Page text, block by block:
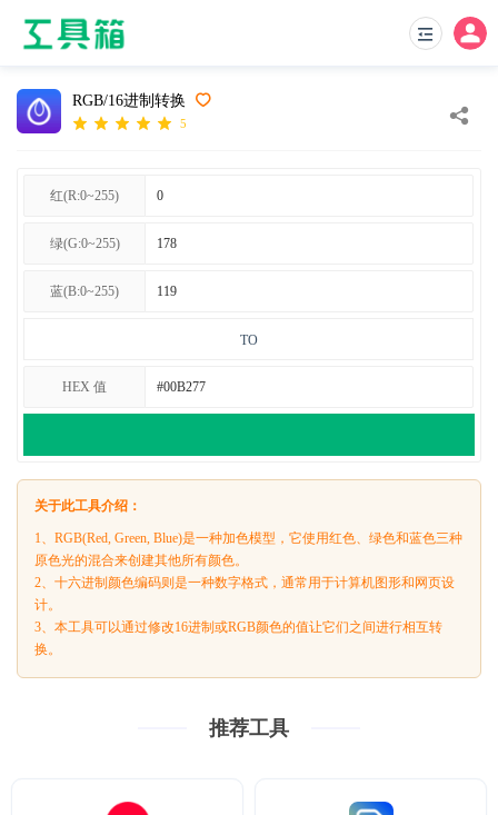
RGB/16进制转换
5
红(R:0~255)
绿(G:0~255)
蓝(B:0~255)
TO
HEX 值
关于此工具介绍：
1、RGB(Red, Green, Blue)是一种加色模型，它使用红色、绿色和蓝色三种
原色光的混合来创建其他所有颜色。
2、十六进制颜色编码则是一种数字格式，通常用于计算机图形和网页设
计。
3、本工具可以通过修改16进制或RGB颜色的值让它们之间进行相互转
换。
推荐工具